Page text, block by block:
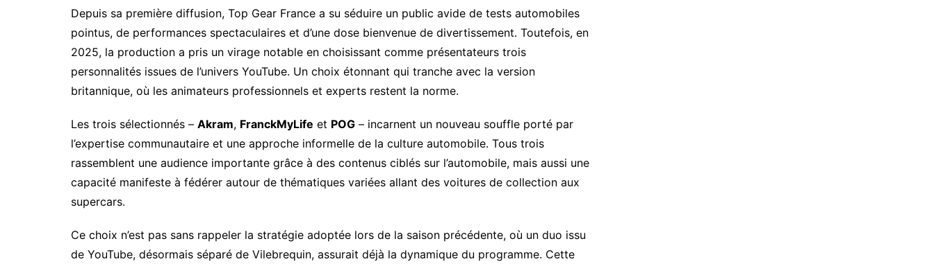
Depuis sa première diffusion, Top Gear France a su séduire un public avide de tests automobiles
pointus, de performances spectaculaires et d’une dose bienvenue de divertissement. Toutefois, en
2025, la production a pris un virage notable en choisissant comme présentateurs trois
personnalités issues de l’univers YouTube. Un choix étonnant qui tranche avec la version
britannique, où les animateurs professionnels et experts restent la norme.
Les trois sélectionnés – Akram, FranckMyLife et POG – incarnent un nouveau souffle porté par
l’expertise communautaire et une approche informelle de la culture automobile. Tous trois
rassemblent une audience importante grâce à des contenus ciblés sur l’automobile, mais aussi une
capacité manifeste à fédérer autour de thématiques variées allant des voitures de collection aux
supercars.
Ce choix n’est pas sans rappeler la stratégie adoptée lors de la saison précédente, où un duo issu
de YouTube, désormais séparé de Vilebrequin, assurait déjà la dynamique du programme. Cette